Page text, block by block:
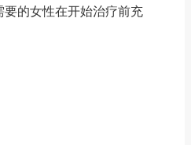
的女性在开始治疗前充